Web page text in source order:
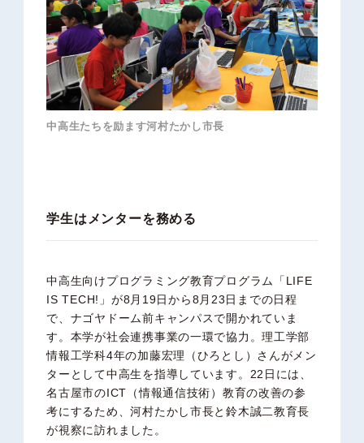
中高生たちを励ます河村たかし市長
学生はメンターを務める
中高生向けプログラミング教育プログラム「LIFE
IS TECH!」が8月19日から8月23日までの日程
で、ナゴヤドーム前キャンパスで開かれていま
す。本学が社会連携事業の一環で協力。理工学部
情報工学科4年の加藤宏理（ひろとし）さんがメン
ターとして中高生を指導しています。22日には、
名古屋市のICT（情報通信技術）教育の改善の参
考にするため、河村たかし市長と鈴木誠二教育長
が視察に訪れました。